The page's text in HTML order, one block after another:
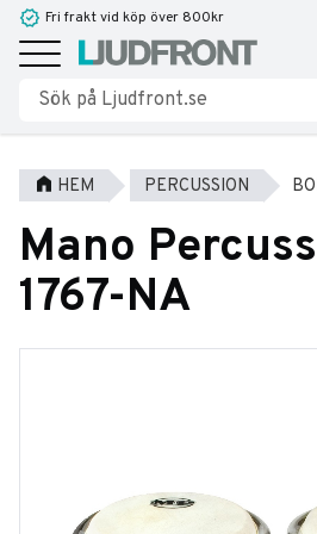
Meny
Fri frakt vid köp över 800kr
HEM PERCUSSION
Mano
1767-NA